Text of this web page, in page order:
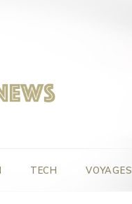
TECH VOYAGES